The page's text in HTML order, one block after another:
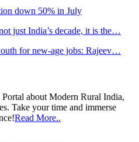
down 50% in July
just India’s decade, it is the…
for new-age jobs: Rajeev…
about Modern Rural India,
Take your time and immerse
Read More..